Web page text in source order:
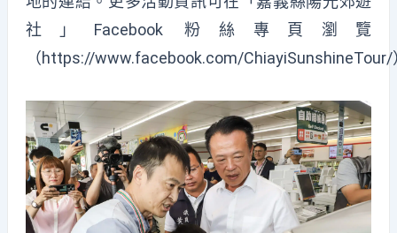
社」Facebook 粉絲專頁瀏覽
（https://www.facebook.com/ChiayiSunshineTour/